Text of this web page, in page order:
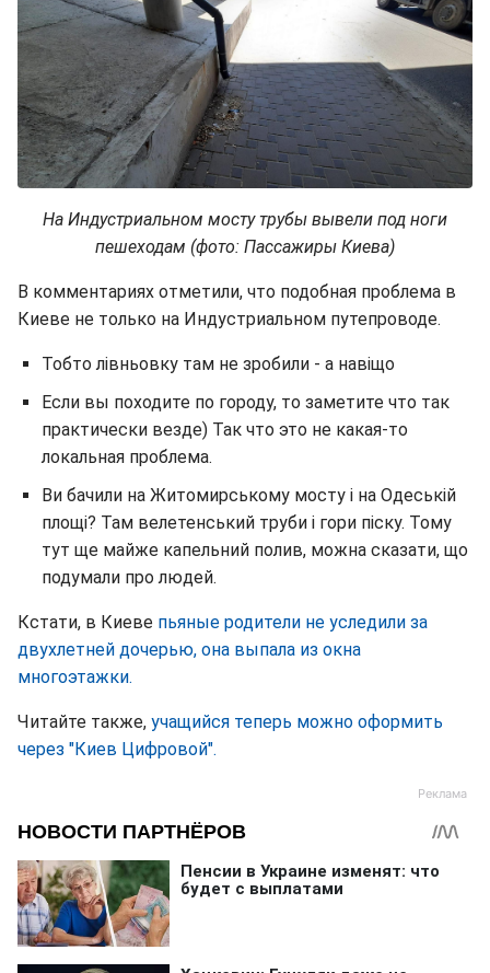
На Индустриальном мосту трубы вывели под ноги
пешеходам (фото: Пассажиры Киева)
В комментариях отметили, что подобная проблема в
Киеве не только на Индустриальном путепроводе.
Тобто лівньовку там не зробили - а навіщо
Если вы походите по городу, то заметите что так
практически везде) Так что это не какая-то
локальная проблема.
Ви бачили на Житомирському мосту і на Одеській
площі? Там велетенський труби і гори піску. Тому
тут ще майже капельний полив, можна сказати, що
подумали про людей.
Кстати, в Киеве пьяные родители не уследили за
двухлетней дочерью, она выпала из окна
многоэтажки.
Читайте также, учащийся теперь можно оформить
через "Киев Цифровой".